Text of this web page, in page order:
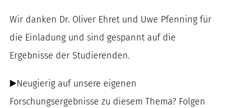
Wir danken Dr. Oliver Ehret und Uwe Pfenning für
die Einladung und sind gespannt auf die
Ergebnisse der Studierenden.
▶️Neugierig auf unsere eigenen
Forschungsergebnisse zu diesem Thema? Folgen